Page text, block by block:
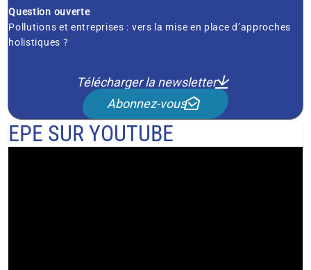
Question ouverte
Pollutions et entreprises : vers la mise en place d’approches
holistiques ?
Télécharger la newsletter
Abonnez-vous
EPE SUR YOUTUBE